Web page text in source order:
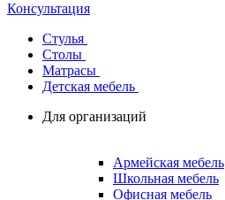
Консультация
Стулья
Столы
Матрасы
Детская мебель
Для организаций
Армейская мебель
Школьная мебель
Офисная мебель